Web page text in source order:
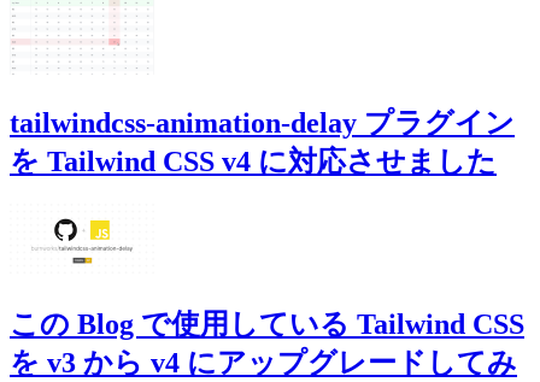
tailwindcss-animation-delay プラグイン
を Tailwind CSS v4 に対応させました
この Blog で使用している Tailwind CSS
を v3 から v4 にアップグレードしてみ